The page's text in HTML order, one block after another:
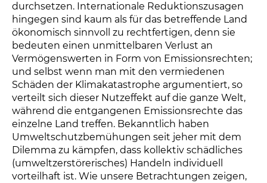
durchsetzen. Internationale Reduktionszusagen
hingegen sind kaum als für das betreffende Land
ökonomisch sinnvoll zu rechtfertigen, denn sie
bedeuten einen unmittelbaren Verlust an
Vermögenswerten in Form von Emissionsrechten;
und selbst wenn man mit den vermiedenen
Schäden der Klimakatastrophe argumentiert, so
verteilt sich dieser Nutzeffekt auf die ganze Welt,
während die entgangenen Emissionsrechte das
einzelne Land treffen. Bekanntlich haben
Umweltschutzbemühungen seit jeher mit dem
Dilemma zu kämpfen, dass kollektiv schädliches
(umweltzerstörerisches) Handeln individuell
vorteilhaft ist. Wie unsere Betrachtungen zeigen,